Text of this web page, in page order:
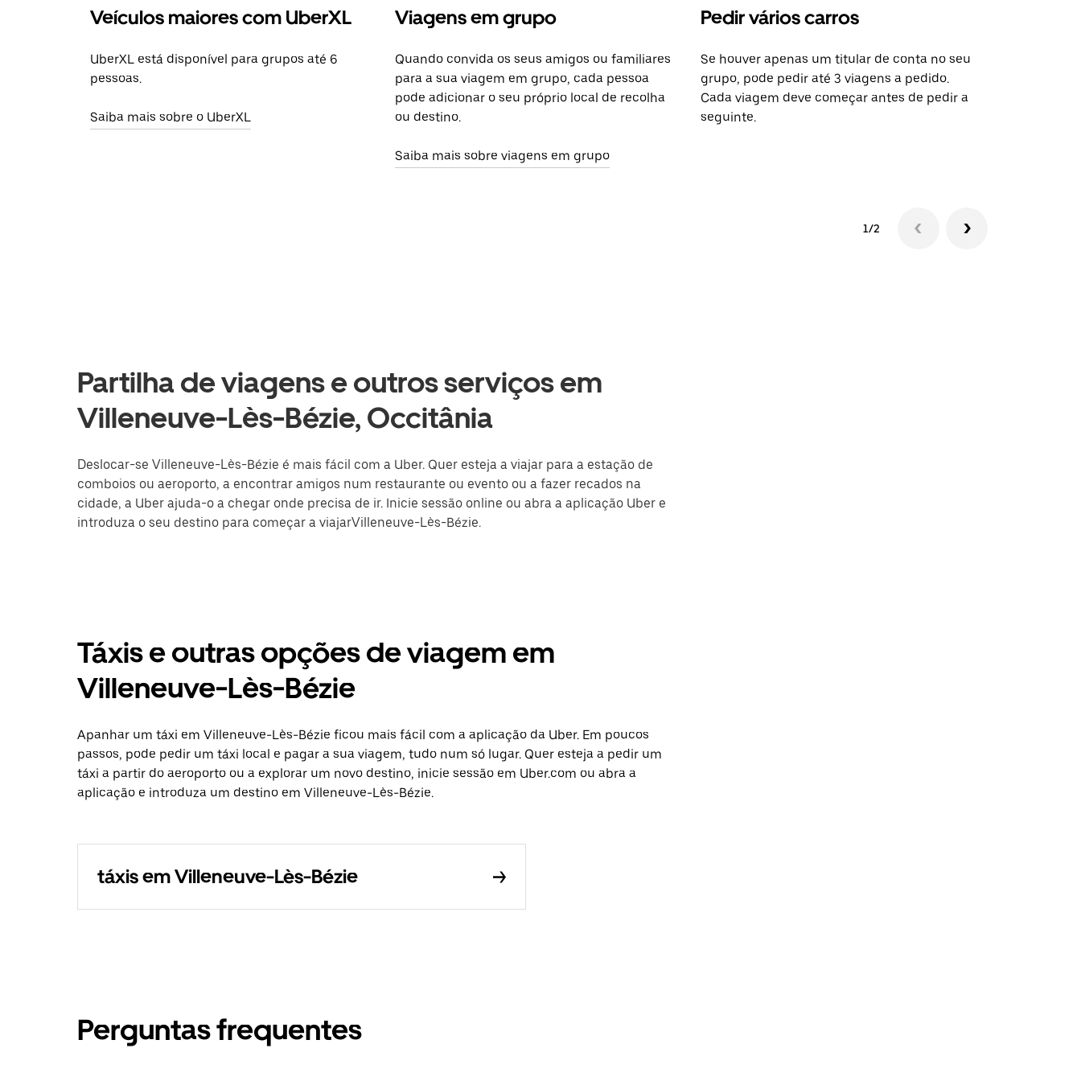
Veículos maiores com UberXL
UberXL está disponível para grupos até 6
pessoas.
Saiba mais sobre o UberXL
Viagens em grupo
Quando convida os seus amigos ou familiares
para a sua viagem em grupo, cada pessoa
pode adicionar o seu próprio local de recolha
ou destino.
Saiba mais sobre viagens em grupo
Pedir vários carros
Se houver apenas um titular de conta no seu
grupo, pode pedir até 3 viagens a pedido.
Cada viagem deve começar antes de pedir a
seguinte.
1/2
Partilha de viagens e outros serviços em
Villeneuve-Lès-Bézie, Occitânia
Deslocar-se Villeneuve-Lès-Bézie é mais fácil com a Uber. Quer esteja a viajar para a estação de
comboios ou aeroporto, a encontrar amigos num restaurante ou evento ou a fazer recados na
cidade, a Uber ajuda-o a chegar onde precisa de ir. Inicie sessão online ou abra a aplicação Uber e
introduza o seu destino para começar a viajarVilleneuve-Lès-Bézie.
Táxis e outras opções de viagem em
Villeneuve-Lès-Bézie
Apanhar um táxi em Villeneuve-Lès-Bézie ficou mais fácil com a aplicação da Uber. Em poucos
passos, pode pedir um táxi local e pagar a sua viagem, tudo num só lugar. Quer esteja a pedir um
táxi a partir do aeroporto ou a explorar um novo destino, inicie sessão em Uber.com ou abra a
aplicação e introduza um destino em Villeneuve-Lès-Bézie.
táxis em Villeneuve-Lès-Bézie
Perguntas frequentes